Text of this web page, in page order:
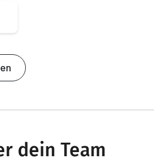
dein Team